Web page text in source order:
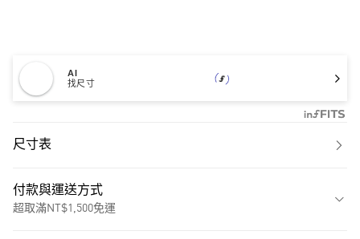
AI
找尺寸
尺寸表
付款與運送方式
超取滿NT$1,500免運